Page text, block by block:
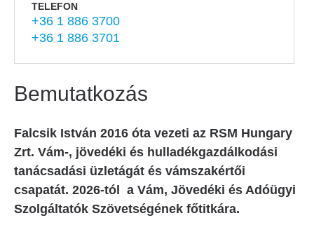
Bemutatkozás
Falcsik István 2016 óta vezeti az RSM Hungary
Zrt. Vám-, jövedéki és hulladékgazdálkodási
tanácsadási üzletágát és vámszakértői
csapatát. 2026-tól a Vám, Jövedéki és Adóügyi
Szolgáltatók Szövetségének főtitkára.
TELEFON
+36 1 886 3700
+36 1 886 3701